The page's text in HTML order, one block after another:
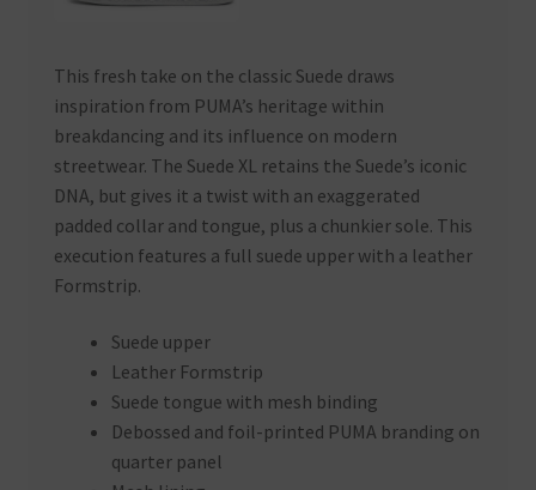
This fresh take on the classic Suede draws
inspiration from PUMA’s heritage within
breakdancing and its influence on modern
streetwear. The Suede XL retains the Suede’s iconic
DNA, but gives it a twist with an exaggerated
padded collar and tongue, plus a chunkier sole. This
execution features a full suede upper with a leather
Formstrip.
Suede upper
Leather Formstrip
Suede tongue with mesh binding
Debossed and foil-printed PUMA branding on
quarter panel